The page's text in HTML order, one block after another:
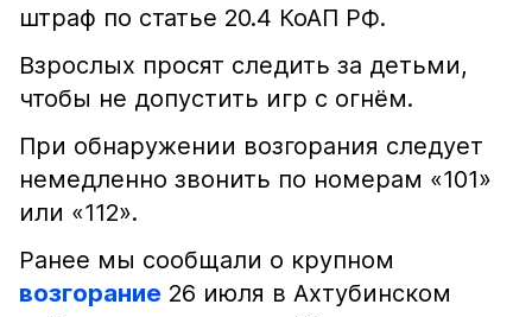
штраф по статье 20.4 КоАП РФ.
Взрослых просят следить за детьми,
чтобы не допустить игр с огнём.
При обнаружении возгорания следует
немедленно звонить по номерам «101»
или «112».
Ранее мы сообщали о крупном
возгорание 26 июля в Ахтубинском